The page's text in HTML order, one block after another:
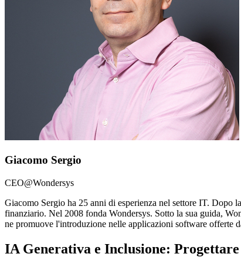
Giacomo Sergio
CEO@Wondersys
Giacomo Sergio ha 25 anni di esperienza nel settore IT. Dopo
finanziario. Nel 2008 fonda Wondersys. Sotto la sua guida,
ne promuove l'introduzione nelle applicazioni software offerte
IA Generativa e Inclusione: